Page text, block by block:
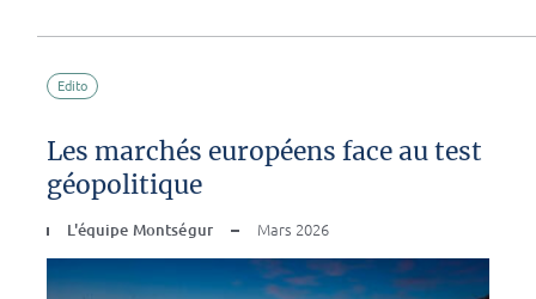
Edito
Les marchés européens face au test
géopolitique
L'équipe Montségur Mars 2026